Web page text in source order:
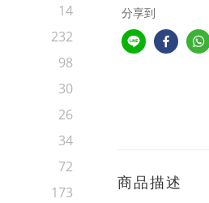
14
232
98
30
26
34
72
173
分享到
商品描述